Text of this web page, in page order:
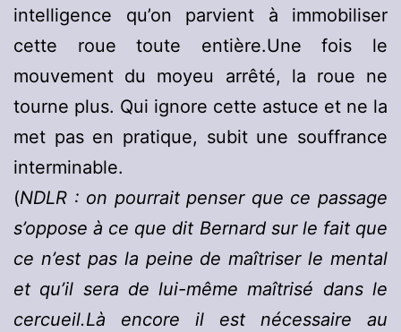
intelligence qu’on parvient à immobiliser
cette roue toute entière.Une fois le
mouvement du moyeu arrêté, la roue ne
tourne plus. Qui ignore cette astuce et ne la
met pas en pratique, subit une souffrance
interminable.
(NDLR : on pourrait penser que ce passage
s’oppose à ce que dit Bernard sur le fait que
ce n’est pas la peine de maîtriser le mental
et qu’il sera de lui-même maîtrisé dans le
cercueil.Là encore il est nécessaire au